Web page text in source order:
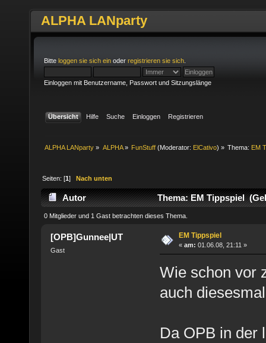
ALPHA LANparty
Bitte loggen sie sich ein oder registrieren sie sich
Einloggen mit Benutzername, Passwort und Sitzungslänge
Übersicht Hilfe Suche Einloggen Registrieren
ALPHA LANparty » ALPHA» FunStuff(Moderator: ElCativo) » Thema: EM
Seiten: [1]Nach unten
Autor Thema: EM Tippspiel
0 Mitglieder und 1 Gast betrachten dieses Thema.
[OPB]Gunnee|UT
Gast
EM Tippspiel
« am: 01.06.08, 21:11 »
Wie schon vor
auch
Da OPB in der